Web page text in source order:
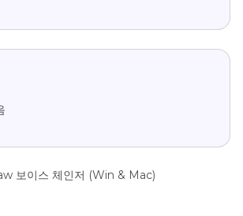
보이스 체인저 (Win & Mac)